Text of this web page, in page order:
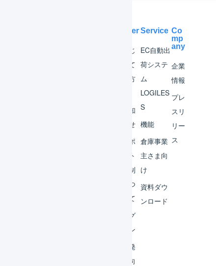
Help Center
はじ
めて
の方
お知
らせ
サポ
ート
体制
につ
いて
ログ
イン
開発
者向
Service
EC自動出
荷システ
ム
LOGILES
S
機能
倉庫事業
主さま向
け
資料ダウ
ンロード
Co
mp
any
企業
情報
プレ
スリ
リー
ス